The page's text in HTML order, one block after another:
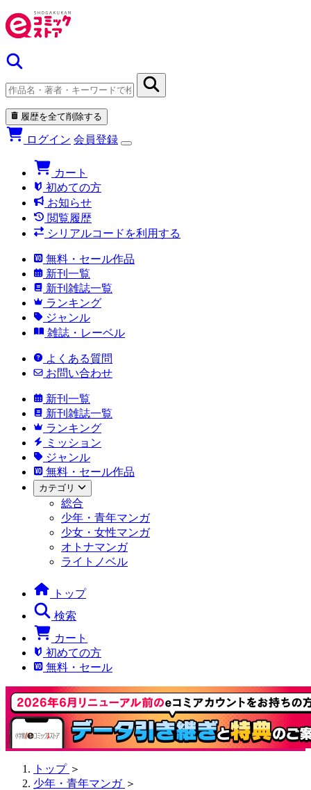
履歴を全て削除する
ログイン 会員登録
カート
初めての方
お知らせ
閲覧履歴
シリアルコードを利用する
無料・セール作品
新刊一覧
新刊雑誌一覧
ランキング
ジャンル
雑誌・レーベル
よくある質問
お問い合わせ
新刊一覧
新刊雑誌一覧
ランキング
ミッション
ジャンル
無料・セール作品
カテゴリ
総合
少年・青年マンガ
少女・女性マンガ
オトナマンガ
ライトノベル
トップ
検索
カート
初めての方
無料・セール
トップ ＞
少年・青年マンガ ＞